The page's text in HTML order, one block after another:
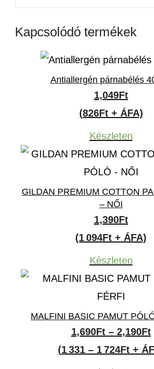
Kapcsolódó termékek
Antiallergén párnabélés
1,049Ft
(826Ft + ÁFA)
Készleten
GILDAN PREMIUM COTTON
– NŐI
1,390Ft
(1 094Ft + ÁFA)
Készleten
MALFINI BASIC PAMUT
1,690Ft – 2,190Ft
(1 331 – 1 724Ft +